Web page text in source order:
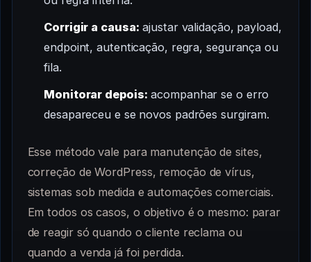
Corrigir a causa: ajustar validação, payload,
endpoint, autenticação, regra, segurança ou
fila.
Monitorar depois: acompanhar se o erro
desapareceu e se novos padrões surgiram.
Esse método vale para manutenção de sites,
correção de WordPress, remoção de vírus,
sistemas sob medida e automações comerciais.
Em todos os casos, o objetivo é o mesmo: parar
de reagir só quando o cliente reclama ou
quando a venda já foi perdida.